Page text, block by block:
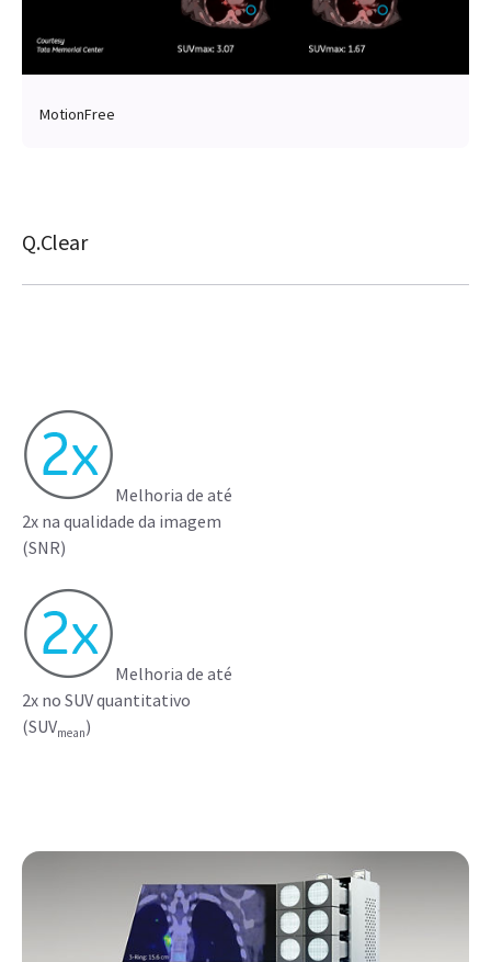
MotionFree
Q.Clear
Melhoria de até
2x na qualidade da imagem
(SNR)
Melhoria de até
2x no SUV quantitativo
(SUVmean)